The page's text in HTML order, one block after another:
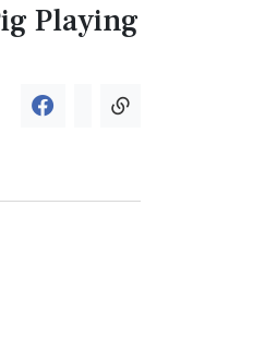
Playing